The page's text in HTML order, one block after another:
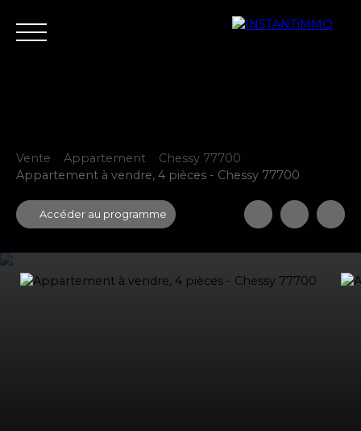
Accueil Estimer Vendre Acheter
Estimer votre bien
Vente Appartement
Chessy 77700
Appartement à vendre, 4 pièces - Chessy 77700
Accéder au programme